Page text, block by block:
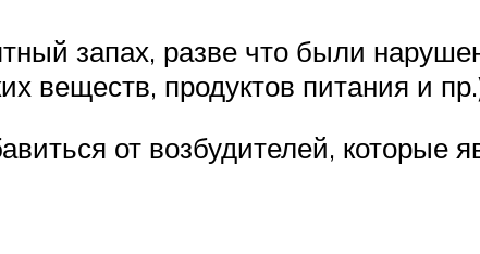
запах, разве что были
веществ, продуктов питания и
от возбудителей, которые